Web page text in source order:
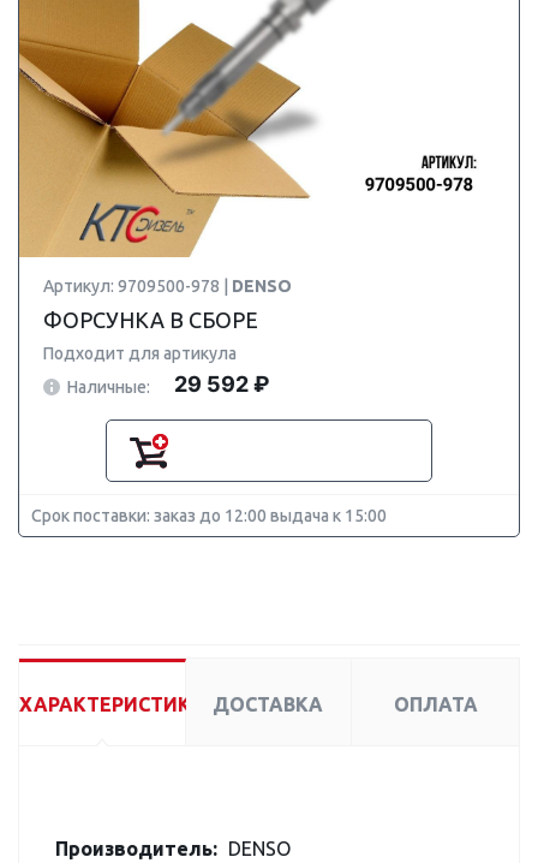
Артикул: 9709500-978 | DENSO
ФОРСУНКА В СБОРЕ
Подходит для артикула
Наличные:
29 592 ₽
Срок поставки: заказ до 12:00 выдача к 15:00
ХАРАКТЕРИСТИКИ ДОСТАВКА ОПЛАТА
Производитель: DENSO